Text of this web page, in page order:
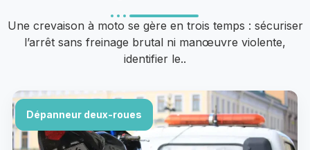
Une crevaison à moto se gère en trois temps : sécuriser
l’arrêt sans freinage brutal ni manœuvre violente,
identifier le..
Dépanneur deux-roues